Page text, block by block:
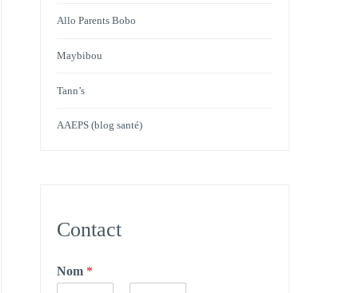
Allo Parents Bobo
Maybibou
Tann’s
AAEPS (blog santé)
Contact
Nom *